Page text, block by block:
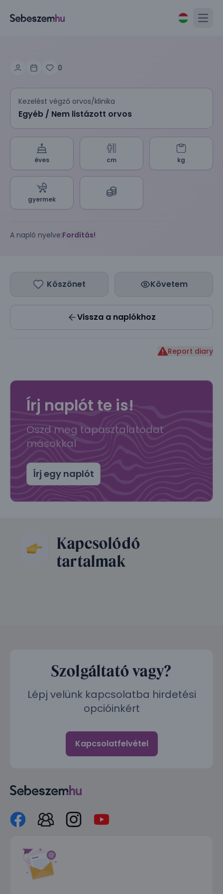
0
Kezelést végző orvos/klinika
Egyéb / Nem listázott orvos
éves cm kg
gyermek
A napló nyelve:Fordítás!
Köszönet Követem
Vissza a naplókhoz
Report diary
Írj naplót te is!
Oszd meg tapasztalatodat
másokkal
Írj egy naplót
Kapcsolódó
tartalmak
Szolgáltató vagy?
Lépj velünk kapcsolatba hirdetési
opcióinkért
Kapcsolatfelvétel